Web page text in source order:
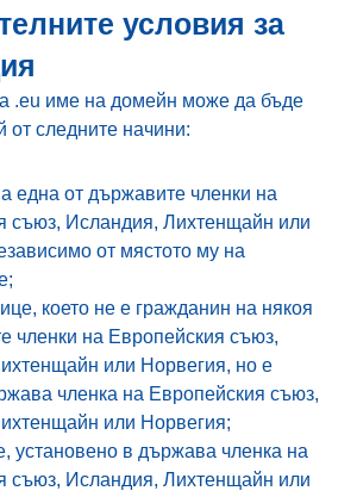
условия за
.eu име на домейн може да бъде
от следните начини:
една от държавите членки на
съюз, Исландия, Лихтенщайн или
от мястото му на
което не е гражданин на някоя
членки на Европейския съюз,
или Норвегия, но е
членка на Европейския съюз,
или Норвегия;
установено в държава членка на
съюз, Исландия, Лихтенщайн или